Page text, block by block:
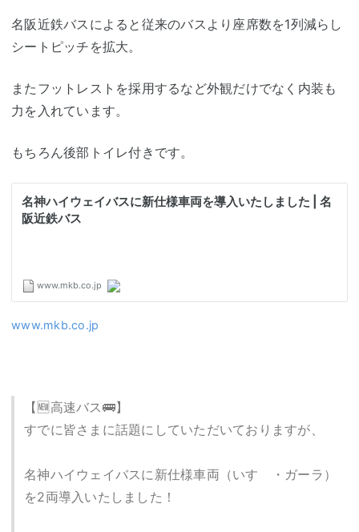
名阪近鉄バスによると従来のバスより座席数を1列減らし
シートピッチを拡大。
またフットレストを採用するなど外観だけでなく内装も
力を入れています。
もちろん後部トイレ付きです。
www.mkb.co.jp
【🆕高速バス🚌】
すでに皆さまに話題にしていただいておりますが、
名神ハイウェイバスに新仕様車両（いすゞ・ガーラ）
を2両導入いたしました！